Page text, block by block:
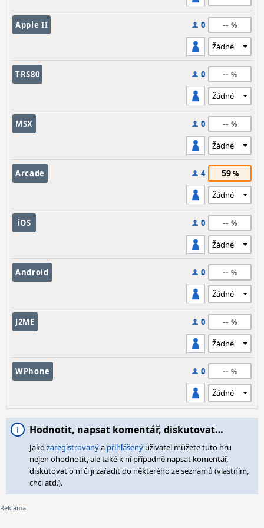
Apple II 0 --
TRS80 0 --
MSX 0 --
Arcade 4 59
iOS 0 --
Android 0 --
J2ME 0 --
WPhone 0 --
Hodnotit, napsat komentář, diskutovat…
Jakozaregistrovanýa přihlášený uživatel můžete tuto hru
nejen ohodnotit, ale také k ní případně napsat komentář,
diskutovat o ní či ji zařadit do některého ze seznamů (vlastním,
chci atd.).